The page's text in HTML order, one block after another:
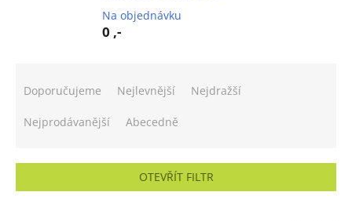
Na objednávku
0 ,-
r
Doporučujeme Nejlevnější Nejdražší
Nejprodávanější Abecedně
OTEVŘÍT FILTR